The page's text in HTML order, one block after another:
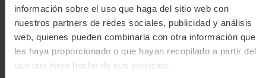
información sobre el uso que haga del sitio web con
nuestros partners de redes sociales, publicidad y análisis
web, quienes pueden combinarla con otra información que
les haya proporcionado o que hayan recopilado a partir del
uso que haya hecho de sus servicios.